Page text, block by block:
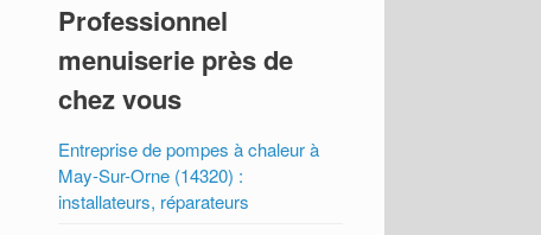
Professionnel
menuiserie près de
chez vous
Entreprise de pompes à chaleur à
May-Sur-Orne (14320) :
installateurs, réparateurs